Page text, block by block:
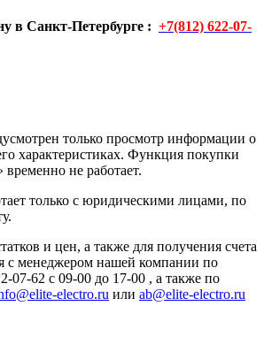
в Санкт-Петербурге : +7(812) 622-07-
только просмотр информации о
характеристиках. Функция покупки
временно не работает.
только с юридическими лицами, по
и цен, а также для получения счета
с менеджером нашей компании по
07-62 с 09-00 до 17-00 , а также по
electro.ru или ab@elite-electro.ru